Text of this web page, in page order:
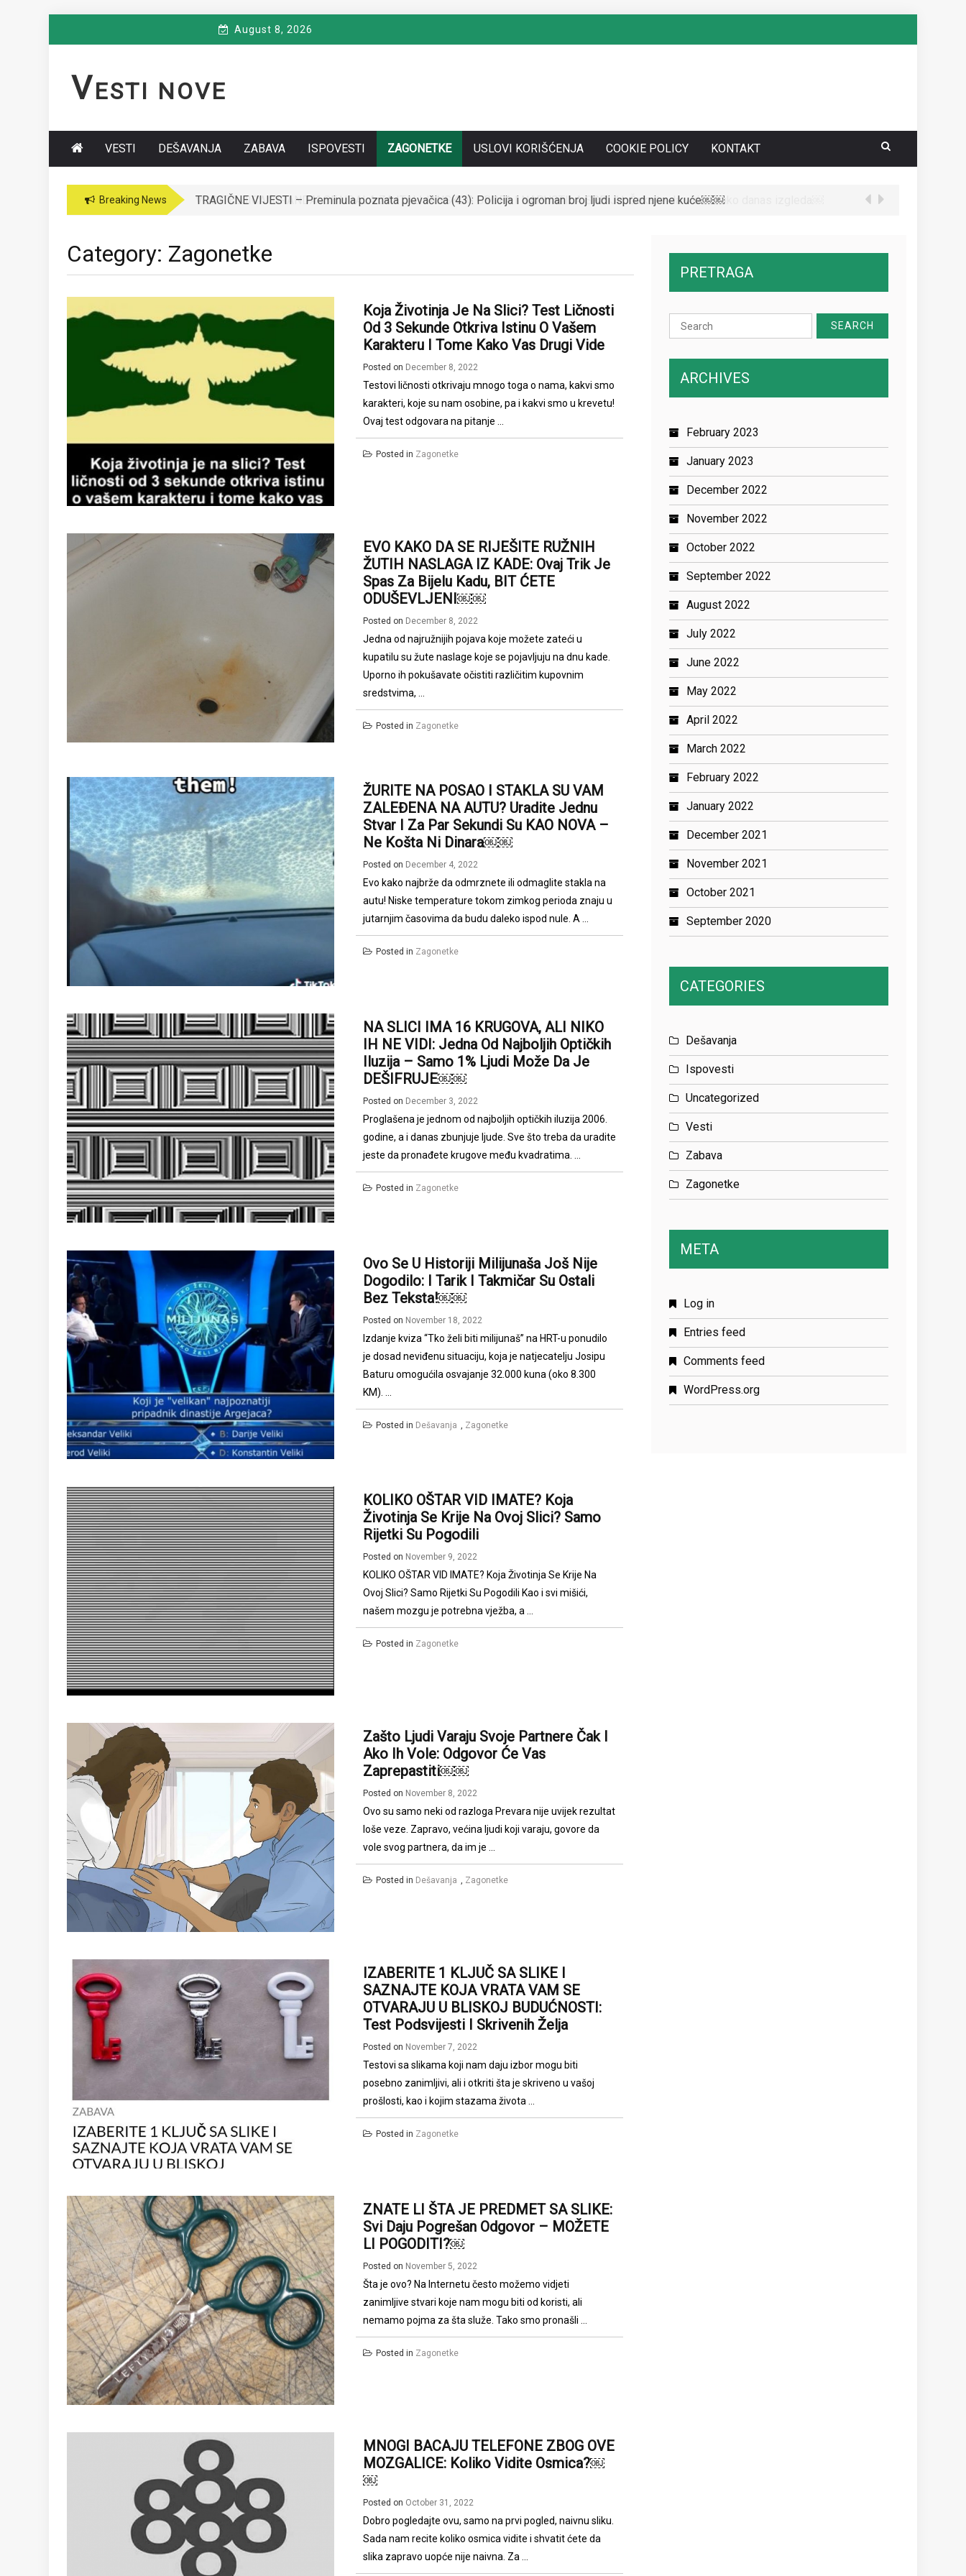
August 8, 2026
VESTI NOVE
VESTI DEŠAVANJA ZABAVA ISPOVESTI ZAGONETKE USLOVI KORIŠĆENJA COOKIE POLICY KONTAKT
Breaking News VODITELJICA “GRANDA” SE UDALA ZA ITALIJANSKOG GROFA I NAPUSTILA SRBIJU: Čekajte da vidite kako danas izgleda￼
Category: Zagonetke
Koja Životinja Je Na Slici? Test Ličnosti
Od 3 Sekunde Otkriva Istinu O Vašem
Karakteru I Tome Kako Vas Drugi Vide
Posted on December 8, 2022
Testovi ličnosti otkrivaju mnogo toga o nama, kakvi smo
karakteri, koje su nam osobine, pa i kakvi smo u krevetu!
Ovaj test odgovara na pitanje ...
Posted in Zagonetke
EVO KAKO DA SE RIJEŠITE RUŽNIH
ŽUTIH NASLAGA IZ KADE: Ovaj Trik Je
Spas Za Bijelu Kadu, BIT ĆETE
ODUŠEVLJENI￼￼
Posted on December 8, 2022
Jedna od najružnijih pojava koje možete zateći u
kupatilu su žute naslage koje se pojavljuju na dnu kade.
Uporno ih pokušavate očistiti različitim kupovnim
sredstvima, ...
Posted in Zagonetke
ŽURITE NA POSAO I STAKLA SU VAM
ZALEĐENA NA AUTU? Uradite Jednu
Stvar I Za Par Sekundi Su KAO NOVA –
Ne Košta Ni Dinara￼￼
Posted on December 4, 2022
Evo kako najbrže da odmrznete ili odmaglite stakla na
autu! Niske temperature tokom zimkog perioda znaju u
jutarnjim časovima da budu daleko ispod nule. A ...
Posted in Zagonetke
NA SLICI IMA 16 KRUGOVA, ALI NIKO
IH NE VIDI: Jedna Od Najboljih Optičkih
Iluzija – Samo 1% Ljudi Može Da Je
DEŠIFRUJE￼￼
Posted on December 3, 2022
Proglašena je jednom od najboljih optičkih iluzija 2006.
godine, a i danas zbunjuje ljude. Sve što treba da uradite
jeste da pronađete krugove među kvadratima. ...
Posted in Zagonetke
Ovo Se U Historiji Milijunaša Još Nije
Dogodilo: I Tarik I Takmičar Su Ostali
Bez Teksta!￼￼
Posted on November 18, 2022
Izdanje kviza “Tko želi biti milijunaš” na HRT-u ponudilo
je dosad neviđenu situaciju, koja je natjecatelju Josipu
Baturu omogućila osvajanje 32.000 kuna (oko 8.300
KM). ...
Posted in Dešavanja , Zagonetke
KOLIKO OŠTAR VID IMATE? Koja
Životinja Se Krije Na Ovoj Slici? Samo
Rijetki Su Pogodili
Posted on November 9, 2022
KOLIKO OŠTAR VID IMATE? Koja Životinja Se Krije Na
Ovoj Slici? Samo Rijetki Su Pogodili Kao i svi mišići,
našem mozgu je potrebna vježba, a ...
Posted in Zagonetke
Zašto Ljudi Varaju Svoje Partnere Čak I
Ako Ih Vole: Odgovor Će Vas
Zaprepastiti￼￼
Posted on November 8, 2022
Ovo su samo neki od razloga Prevara nije uvijek rezultat
loše veze. Zapravo, većina ljudi koji varaju, govore da
vole svog partnera, da im je ...
Posted in Dešavanja , Zagonetke
IZABERITE 1 KLJUČ SA SLIKE I
SAZNAJTE KOJA VRATA VAM SE
OTVARAJU U BLISKOJ BUDUĆNOSTI:
Test Podsvijesti I Skrivenih Želja
Posted on November 7, 2022
Testovi sa slikama koji nam daju izbor mogu biti
posebno zanimljivi, ali i otkriti šta je skriveno u vašoj
prošlosti, kao i kojim stazama života ...
Posted in Zagonetke
ZNATE LI ŠTA JE PREDMET SA SLIKE:
Svi Daju Pogrešan Odgovor – MOŽETE
LI POGODITI?￼
Posted on November 5, 2022
Šta je ovo? Na Internetu često možemo vidjeti
zanimljive stvari koje nam mogu biti od koristi, ali
nemamo pojma za šta služe. Tako smo pronašli ...
Posted in Zagonetke
MNOGI BACAJU TELEFONE ZBOG OVE
MOZGALICE: Koliko Vidite Osmica?￼
￼
Posted on October 31, 2022
Dobro pogledajte ovu, samo na prvi pogled, naivnu sliku.
Sada nam recite koliko osmica vidite i shvatit ćete da
slika zapravo uopće nije naivna. Za ...
PRETRAGA
Search
for:
ARCHIVES
February 2023
January 2023
December 2022
November 2022
October 2022
September 2022
August 2022
July 2022
June 2022
May 2022
April 2022
March 2022
February 2022
January 2022
December 2021
November 2021
October 2021
September 2020
CATEGORIES
Dešavanja
Ispovesti
Uncategorized
Vesti
Zabava
Zagonetke
META
Log in
Entries feed
Comments feed
WordPress.org